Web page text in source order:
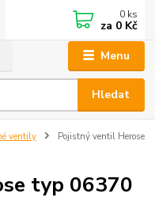
Menu
Hledat
0 ks
za 0 Kč
ventily
Pojistný ventil Herose
typ 06370